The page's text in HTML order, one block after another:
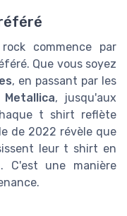
commence par
Que vous soyez
, en passant par les
Metallica, jusqu'aux
t shirt reflète
de 2022 révèle que
leur t shirt en
C'est une manière